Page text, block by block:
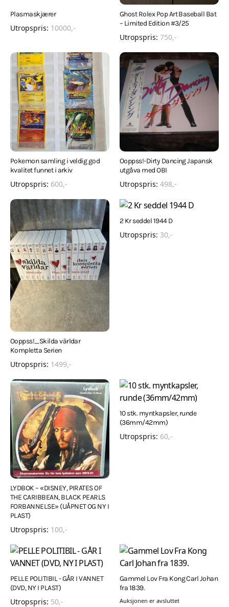
Plasmaskjærer
Utropspris: 10000,-
Ghost Rolex Pop Art Baseball Bat
– Limited Edition #3/25
Utropspris: 750,-
Pokemon samling i veldig god
kvalitet funnet i arkiv
Utropspris: 600,-
Ooppss!-Dirty Dancing Japansk
utgåva med OBI
Utropspris: 498,-
Ooppss!_Skilda världar
Kompletta Serien
Utropspris: 1499,-
2 Kr seddel 1944 D
Utropspris: 30,-
LYDBOK – «DISNEY, PIRATES OF
THE CARIBBEAN, BLACK PEARLS
FORBANNELSE» (UÅPNET OG NY I
PLAST)
Utropspris: 100,-
10 stk. myntkapsler, runde
(36mm/42mm)
Utropspris: 60,-
PELLE POLITIBIL - GÅR I VANNET
(DVD, NY I PLAST)
Utropspris: 50,-
Gammel Lov Fra Kong Carl Johan
fra 1839.
Auksjonen er avsluttet